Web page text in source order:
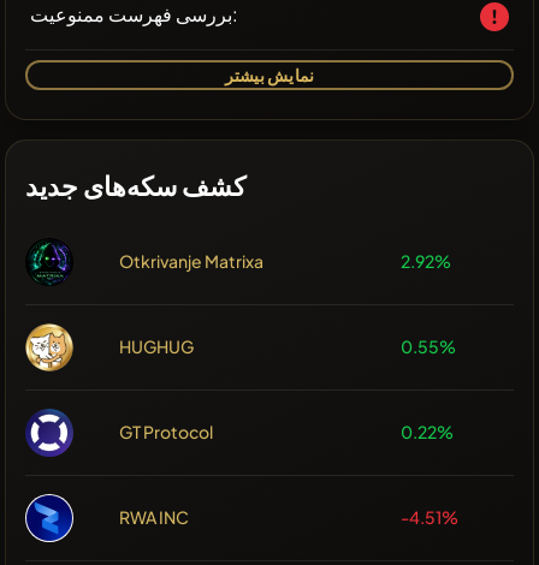
بررسی فهرست ممنوعیت:
نمایش بیشتر
کشف سکه‌های جدید
Otkrivanje Matrixa 2.92%
HUGHUG 0.55%
GT Protocol 0.22%
RWA INC -4.51%